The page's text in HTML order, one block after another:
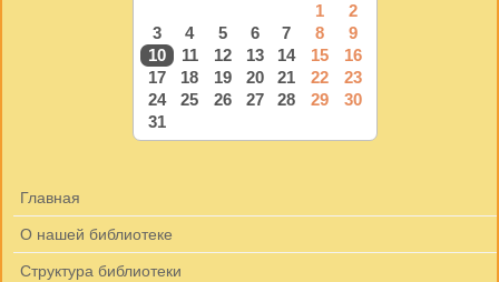
1
2
3
4 5 6 7 8
9
10
11 12 13 14 15
16
17
18 19 20 21 22
23
24
25 26 27 28 29
30
31
Главная
О нашей библиотеке
Структура библиотеки